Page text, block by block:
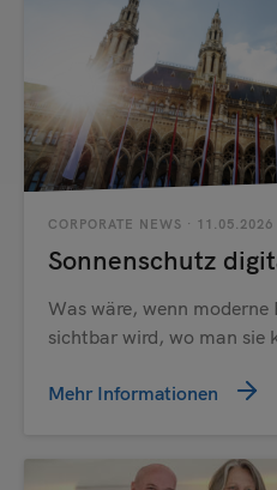
CORPORATE NEWS · 11.05.2026
Sonnenschutz
Was wäre, wenn
sichtbar wird, wo man sie
Mehr Informationen